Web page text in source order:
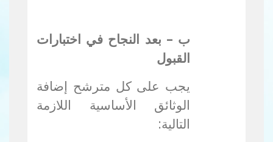
ب – بعد النجاح في اختبارات
القبول
يجب على كل مترشح إضافة
الوثائق الأساسية اللازمة
التالية: